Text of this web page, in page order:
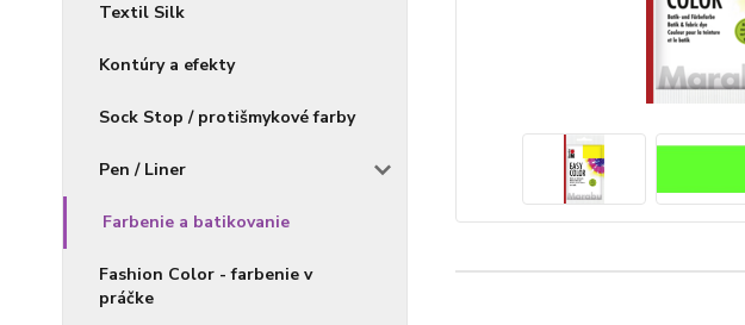
Textil Silk
Kontúry a efekty
Sock Stop / protišmykové farby
Pen / Liner
Farbenie a batikovanie
Fashion Color - farbenie v
práčke